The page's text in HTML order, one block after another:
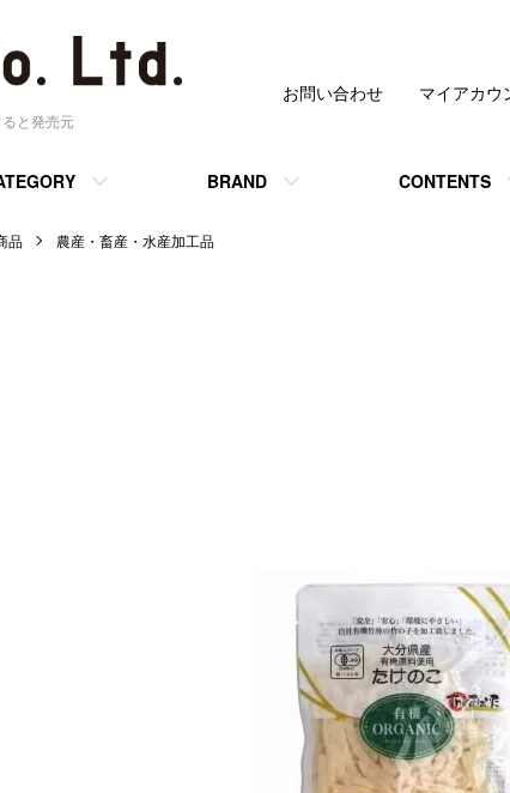
と発売元
BRAND CONTENTS
お問い合わせ マイアカウ
品 農産・畜産・水産加工品